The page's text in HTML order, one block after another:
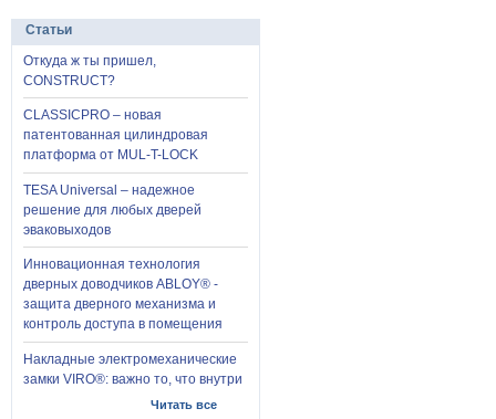
Статьи
Откуда ж ты пришел,
CONSTRUCT?
CLASSICPRO – новая
патентованная цилиндровая
платформа от MUL-T-LOCK
TESA Universal – надежное
решение для любых дверей
эваковыходов
Инновационная технология
дверных доводчиков ABLOY® -
защита дверного механизма и
контроль доступа в помещения
Накладные электромеханические
замки VIRO®: важно то, что внутри
Читать все